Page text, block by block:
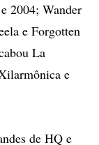
2004; Wander
e Forgotten
La
e
de HQ e